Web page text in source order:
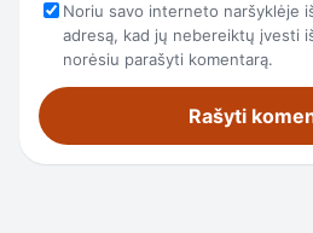
Noriu savo interneto naršyklėje
adresą, kad jų nebereiktų įvesti
norėsiu parašyti komentarą.